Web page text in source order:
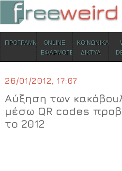
Skip to content
ΠΡΟΓΡΑΜΜΑΤΑONLINE
ΕΦΑΡΜΟΓΕΣ
ΚΟΙΝΩΝΙΚΑ
ΔΙΚΤΥΑ
26/01/2012, 17:07
Αύξηση των
μέσω QR codes
το 2012